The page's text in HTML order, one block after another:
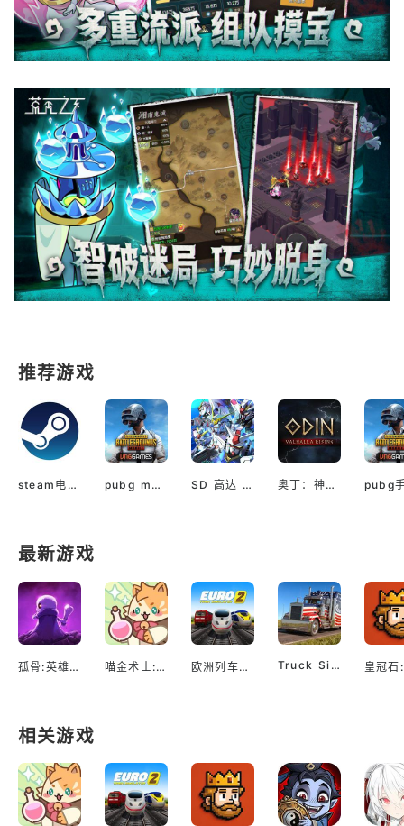
推荐游戏
steam电脑版下载 pubg mobile最新版本 SD 高达 G世代 永恒（国际服） 奥丁：神判（国际服）
最新游戏
孤骨:英雄杀手 喵金术士:猫咪合并大亨 欧洲列车模拟2 Truck Simulator EVO: Drive USA
相关游戏